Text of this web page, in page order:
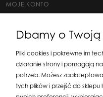
MOJE KONTO
Dbamy o
Pliki cookies i pokrewne im
działanie strony i pomagają
potrzeb. Możesz
tych plików i przejść do